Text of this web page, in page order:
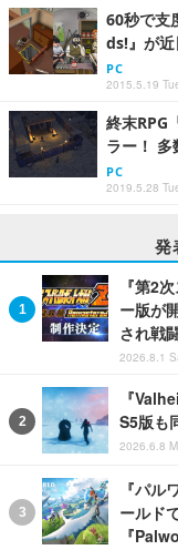
60秒で支
ds!』が
PC
2015.5.19
終末RPG
ラー！ 多
PC
2019.5.28
発
『第2
ー版が
され戦
2026.8.1
『
S5版も
2026.6.8
『パル
ールド
『